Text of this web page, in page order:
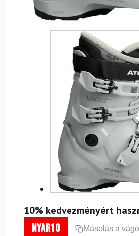
10% kedvezményért
nyar10 Másolás a